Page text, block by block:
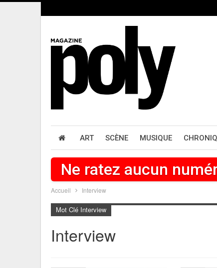
ART SCÈNE MUSIQUE
Ne ratez aucun
Accueil Interview
Mot Clé Interview
Interview